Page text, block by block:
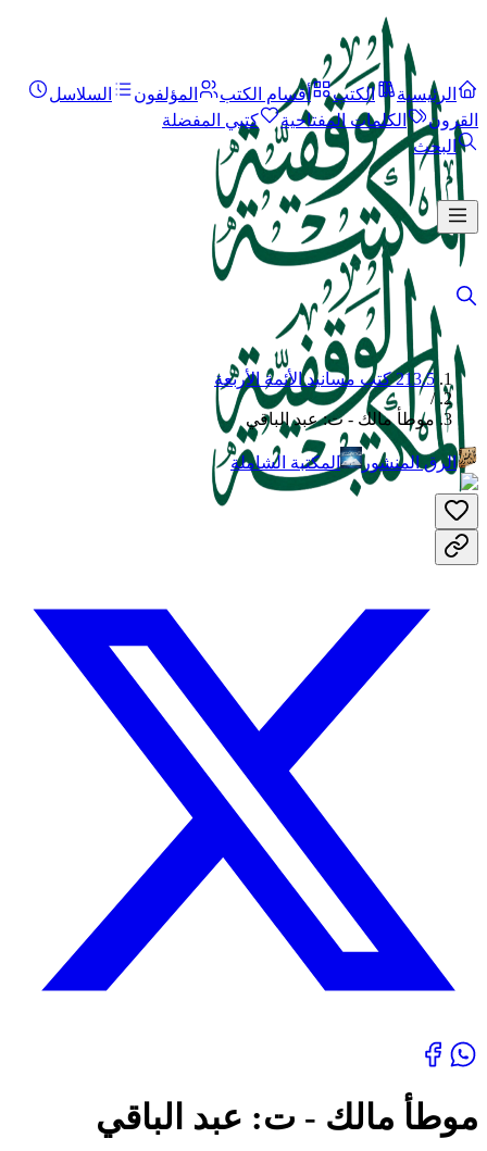
الرئيسية الكتب أقسام الكتب المؤلفون
السلاسل
القرون
الكلمات المفتاحية
كتبي المفضلة
البحث
213.5 كتب مسانيد الأئمة الأربعة
/
موطأ مالك - ت: عبد الباقي
الرق المنشور المكتبة الشاملة
موطأ مالك - ت: عبد الباقي